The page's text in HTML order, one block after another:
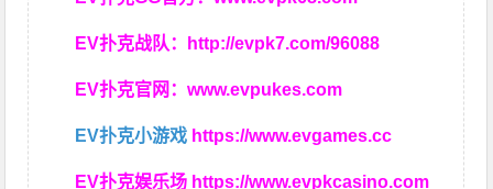
EV扑克战队： http://evpk7.com/96088
EV扑克官网：www.evpukes.com
EV扑克小游戏 https://www.evgames.cc
EV扑克娱乐场 https://www.evpkcasino.com